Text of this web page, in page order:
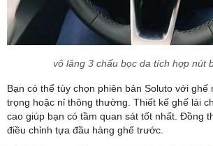
vô lăng 3 chấu bọc da tích hợp nút
Bạn có thể tùy chọn phiên bản Soluto với ghế
trọng hoặc nỉ thông thường. Thiết kế ghế lái
cao giúp bạn có tầm quan sát tốt nhất. Đồng
điều chỉnh tựa đầu hàng ghế trước.